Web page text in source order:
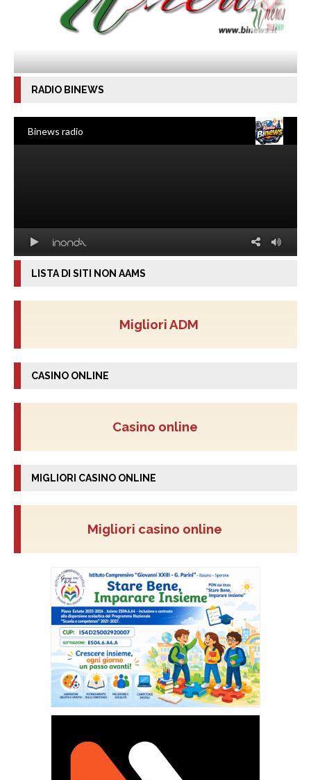
RADIO BINEWS
LISTA DI SITI NON AAMS
Migliori ADM
CASINO ONLINE
Casino online
MIGLIORI CASINO ONLINE
Migliori casino online